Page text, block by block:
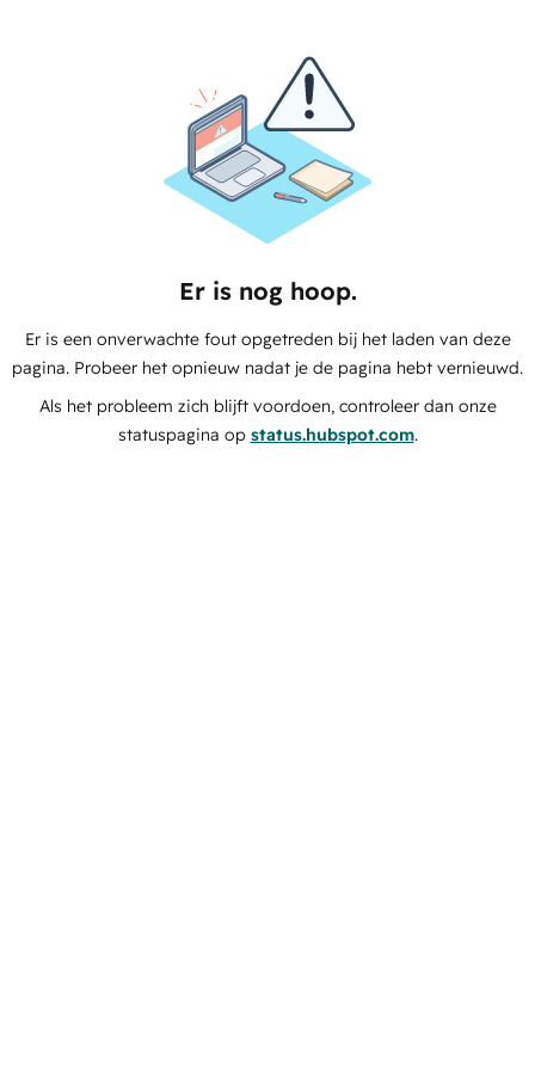
Er is nog hoop.
Er is een onverwachte fout opgetreden bij het laden van deze
pagina. Probeer het opnieuw nadat je de pagina hebt vernieuwd.
Als het probleem zich blijft voordoen, controleer dan onze
statuspagina op status.hubspot.com.